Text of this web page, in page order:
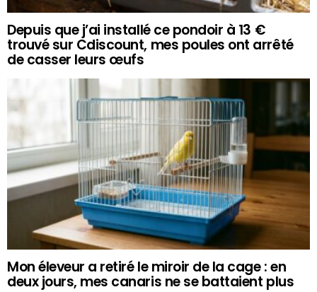
Depuis que j’ai installé ce pondoir à 13 €
trouvé sur Cdiscount, mes poules ont arrêté
de casser leurs œufs
Mon éleveur a retiré le miroir de la cage : en
deux jours, mes canaris ne se battaient plus